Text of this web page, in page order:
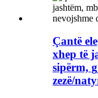
Çantë
xhep të
sipërm,
zezë/